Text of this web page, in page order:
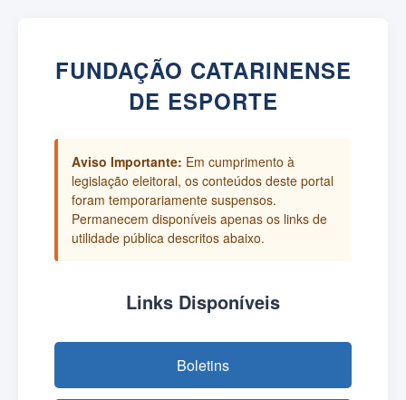
FUNDAÇÃO CATARINENSE
DE ESPORTE
Aviso Importante: Em cumprimento à
legislação eleitoral, os conteúdos deste portal
foram temporariamente suspensos.
Permanecem disponíveis apenas os links de
utilidade pública descritos abaixo.
Links Disponíveis
Boletins